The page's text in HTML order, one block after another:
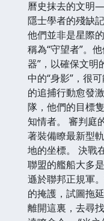
曆史抹去的文明
隱士學者的殘缺
他們並非是星際
稱為“守望者”。
器”，以確保文明
中的“身影”，很
的追捕行動愈發
隊，他們的目標
知情者。 審判庭
著裝備瞭最新型
地的坐標。 決戰
聯盟的艦船大多
遜於聯邦正規軍
的掩護，試圖拖
離開這裏，去尋